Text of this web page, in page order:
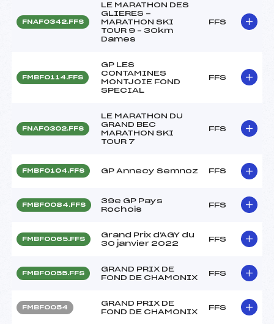
FNAF0342.FFS
LE MARATHON DES
GLIERES -
MARATHON SKI
TOUR 9 – 30km
Dames
FFS
FMBF0114.FFS
GP LES
CONTAMINES
MONTJOIE FOND
SPECIAL
FFS
FNAF0302.FFS
LE MARATHON DU
GRAND BEC
MARATHON SKI
TOUR 7
FFS
FMBF0104.FFS GP Annecy Semnoz FFS
FMBF0084.FFS
39e GP Pays
Rochois
FFS
FMBF0065.FFS
Grand Prix d'AGY du
30 janvier 2022
FFS
FMBF0055.FFS
GRAND PRIX DE
FOND DE CHAMONIX
FFS
FMBF0054
GRAND PRIX DE
FOND DE CHAMONIX
FFS